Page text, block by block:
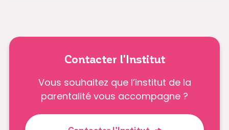
Contacter l'Institut
Vous souhaitez que l’institut de la
parentalité vous accompagne ?